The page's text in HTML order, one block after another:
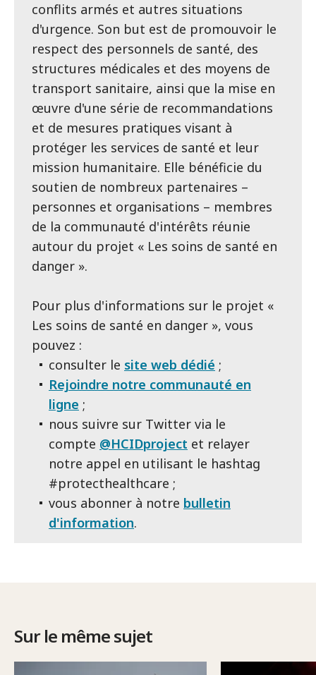
conflits armés et autres situations
d'urgence. Son but est de promouvoir le
respect des personnels de santé, des
structures médicales et des moyens de
transport sanitaire, ainsi que la mise en
œuvre d'une série de recommandations
et de mesures pratiques visant à
protéger les services de santé et leur
mission humanitaire. Elle bénéficie du
soutien de nombreux partenaires –
personnes et organisations – membres
de la communauté d'intérêts réunie
autour du projet « Les soins de santé en
danger ».
Pour plus d'informations sur le projet «
Les soins de santé en danger », vous
pouvez :
consulter le site web dédié ;
Rejoindre notre communauté en
ligne ;
nous suivre sur Twitter via le
compte @HCIDproject et relayer
notre appel en utilisant le hashtag
#protecthealthcare ;
vous abonner à notre bulletin
d'information.
Sur le même sujet